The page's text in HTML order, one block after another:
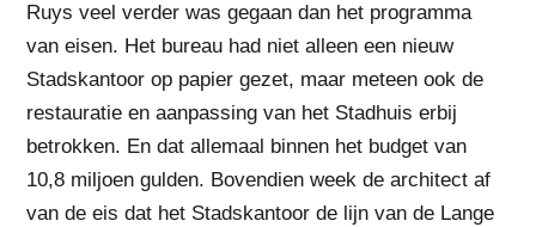
Ruys veel verder was gegaan dan het programma
van eisen. Het bureau had niet alleen een nieuw
Stadskantoor op papier gezet, maar meteen ook de
restauratie en aanpassing van het Stadhuis erbij
betrokken. En dat allemaal binnen het budget van
10,8 miljoen gulden. Bovendien week de architect af
van de eis dat het Stadskantoor de lijn van de Lange